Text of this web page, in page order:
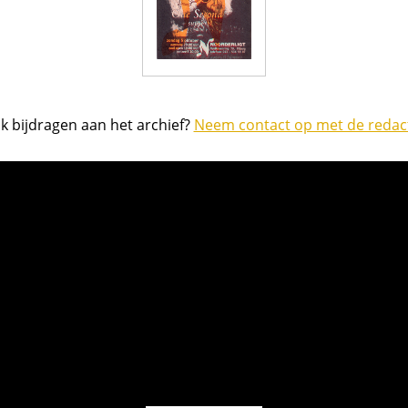
bijdragen aan het archief? Neem contact op met de